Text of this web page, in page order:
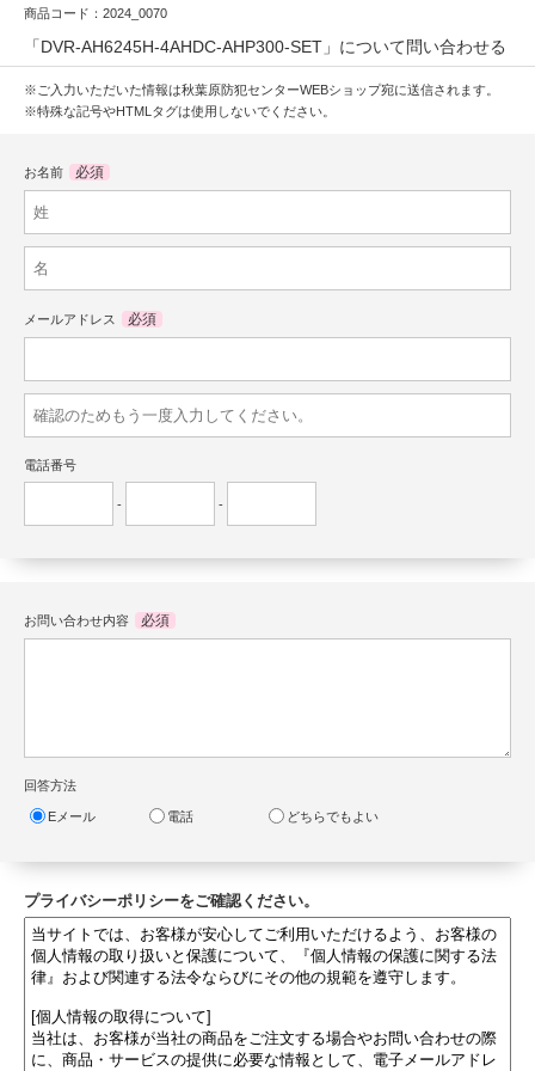
商品コード：2024_0070
「DVR-AH6245H-4AHDC-AHP300-SET」について問い合わせる
※ご入力いただいた情報は秋葉原防犯センターWEBショップ宛に送信されます。
※特殊な記号やHTMLタグは使用しないでください。
お名前 必須
メールアドレス 必須
電話番号
- -
お問い合わせ内容 必須
回答方法
Eメール 電話 どちらでもよい
プライバシーポリシーをご確認ください。